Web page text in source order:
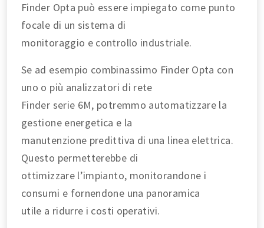
Finder Opta può essere impiegato come punto
focale di un sistema di
monitoraggio e controllo industriale.
Se ad esempio combinassimo Finder Opta con
uno o più analizzatori di rete
Finder serie 6M, potremmo automatizzare la
gestione energetica e la
manutenzione predittiva di una linea elettrica.
Questo permetterebbe di
ottimizzare l’impianto, monitorandone i
consumi e fornendone una panoramica
utile a ridurre i costi operativi.